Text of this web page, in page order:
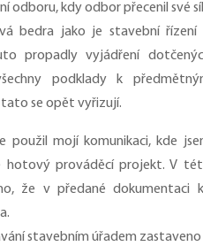
odboru, kdy odbor přecenil své
bedra jako je stavební řízení
propadly vyjádření
podklady k
se opět vyřizují.
použil mojí komunikaci, kde
hotový prováděcí projekt. V
že v předané dokumentaci
stavebním úřadem zastaveno